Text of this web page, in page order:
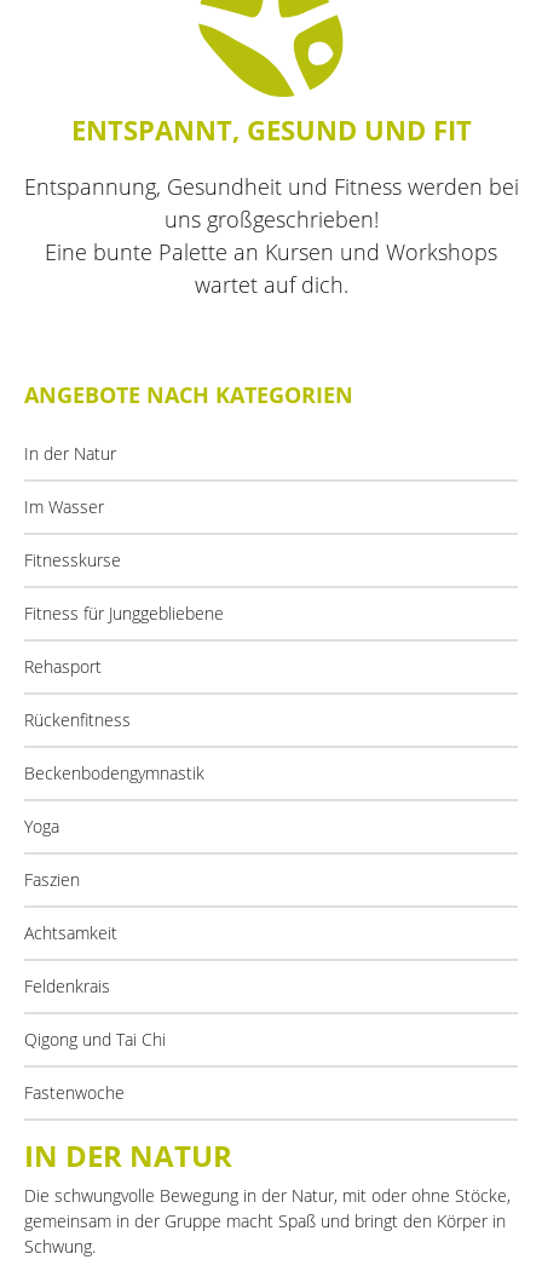
Aktiv durch die Ferien
Ermäßigungen und Zuschüsse
Gutscheine
Hebammen
Aktuelle Stellenangebote
Unsere Kooperationspartner
ENTSPANNT, GESUND UND FIT
Entspannung, Gesundheit und Fitness werden bei
uns großgeschrieben!
Eine bunte Palette an Kursen und Workshops
wartet auf dich.
ANGEBOTE NACH KATEGORIEN
In der Natur
Im Wasser
Fitnesskurse
Fitness für Junggebliebene
Rehasport
Rückenfitness
Beckenbodengymnastik
Yoga
Faszien
Achtsamkeit
Feldenkrais
Qigong und Tai Chi
Fastenwoche
IN DER NATUR
Die schwungvolle Bewegung in der Natur, mit oder ohne Stöcke,
gemeinsam in der Gruppe macht Spaß und bringt den Körper in
Schwung.